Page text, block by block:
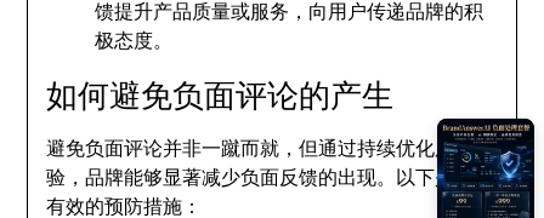
馈提升产品质量或服务，向用户传递品牌的积
极态度。
如何避免负面评论的产生
避免负面评论并非一蹴而就，但通过持续优化用户体
验，品牌能够显著减少负面反馈的出现。以下是一些
有效的预防措施：